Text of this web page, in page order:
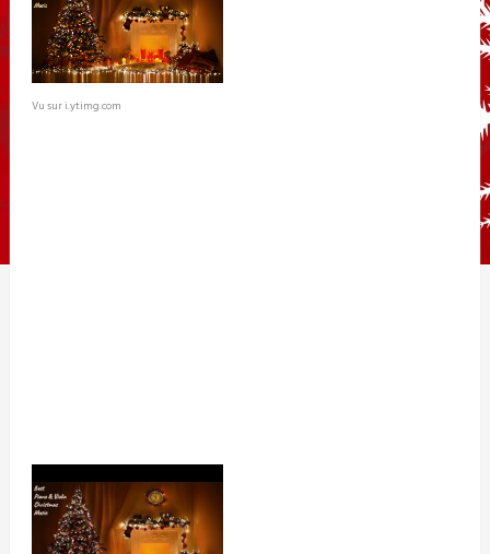
Vu sur i.ytimg.com